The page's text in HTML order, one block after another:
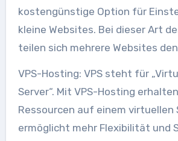
kostengünstige Option für
kleine Websites. Bei dieser Art
teilen sich mehrere Websites
VPS-Hosting: VPS steht für
Server“. Mit VPS-Hosting
Ressourcen auf einem virtuellen
ermöglicht mehr Flexibilität und